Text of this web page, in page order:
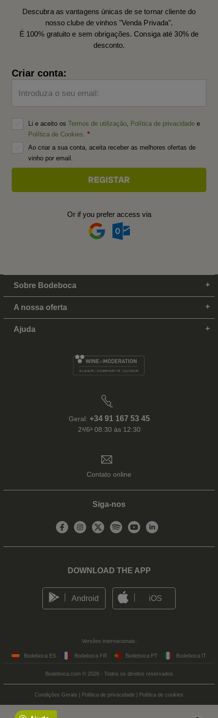
Descubra as vantagens únicas de se tornar cliente do
nosso clube de vinhos "Venda Privada".
É 100% gratuito e sem obrigações. Consiga até 30% de
desconto.
Criar conta:
Introduza o seu email:
Li e aceito os Termos de utilização Política de privacidade e
Política de Cookies
Ao criar a sua conta, aceita receber as melhores ofertas de
vinho por email.
Or if you prefer access via
Sobre Bodeboca
A nossa oferta
Ajuda
Geral: +34 91 167 53 45
2ᵃ/6ᵃ 08:30 às 12:30
Contato online
Siga-nos
DOWNLOAD THE APP
Android iOS
Versões internacionais:
Bodeboca ES Bodeboca FR Bodeboca PT Bodeboca IT
Bodeboca.com © 2026 - Todos os direitos reservados
Condições Gerais | Política de privacidade | Política de cookies